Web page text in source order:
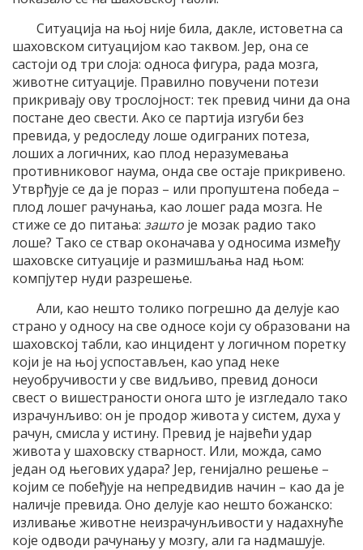
Ситуација на њој није била, дакле, истоветна са
шаховском ситуацијом као таквом. Јер, она се
састоји од три слоја: односа фигура, рада мозга,
животне ситуације. Правилно повучени потези
прикривају ову трослојност: тек превид чини да она
постане део свести. Ако се партија изгуби без
превида, у редоследу лоше одиграних потеза,
лоших а логичних, као плод неразумевања
противниковог наума, онда све остаје прикривено.
Утврђује се да је пораз – или пропуштена победа –
плод лошег рачунања, као лошег рада мозга. Не
стиже се до питања: зашто је мозак радио тако
лоше? Тако се ствар оконачава у односима између
шаховске ситуације и размишљања над њом:
компјутер нуди разрешење.
Али, као нешто толико погрешно да делује као
страно у односу на све односе који су образовани на
шаховској табли, као инцидент у логичном поретку
који је на њој успостављен, као упад неке
неуобручивости у све видљиво, превид доноси
свест о вишестраности онога што је изгледало тако
израчунљиво: он је продор живота у систем, духа у
рачун, смисла у истину. Превид је највећи удар
живота у шаховску стварност. Или, можда, само
један од његових удара? Јер, генијално решење –
којим се побеђује на непредвидив начин – као да је
наличје превида. Оно делује као нешто божанско:
изливање животне неизрачунљивости у надахнуће
које одводи рачунању у мозгу, али га надмашује.